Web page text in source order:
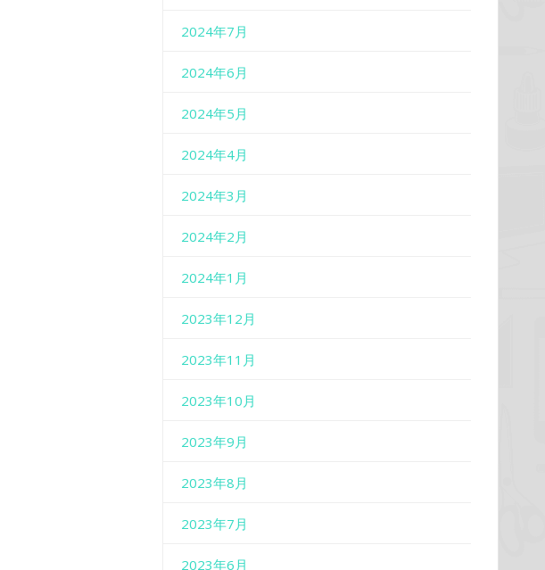
2024年7月
2024年6月
2024年5月
2024年4月
2024年3月
2024年2月
2024年1月
2023年12月
2023年11月
2023年10月
2023年9月
2023年8月
2023年7月
2023年6月